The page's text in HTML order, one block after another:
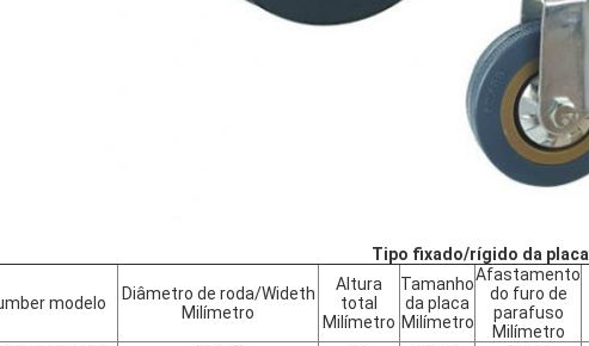
Tipo fixado/rígido da placa
modelo
Diâmetro de roda/Wideth
Milímetro
Altura
total
Milímetro
Tamanho
da placa
Milímetro
Afastamento
do furo de
parafuso
Milímetro